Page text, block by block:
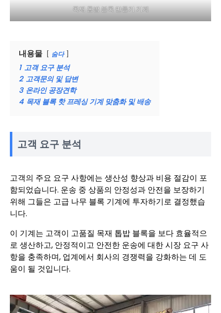
목재 톱밥 블록 만들기 기계
내용물 숨다
1 고객 요구 분석
2 고객문의 및 답변
3 온라인 공장견학
4 목재 블록 핫 프레싱 기계 맞춤화 및 배송
고객 요구 분석
고객의 주요 요구 사항에는 생산성 향상과 비용 절감이 포
함되었습니다. 운송 중 상품의 안정성과 안전을 보장하기
위해 그들은 고급 나무 블록 기계에 투자하기로 결정했습
니다.
이 기계는 고객이 고품질 목재 톱밥 블록을 보다 효율적으
로 생산하고, 안정적이고 안전한 운송에 대한 시장 요구 사
항을 충족하며, 업계에서 회사의 경쟁력을 강화하는 데 도
움이 될 것입니다.